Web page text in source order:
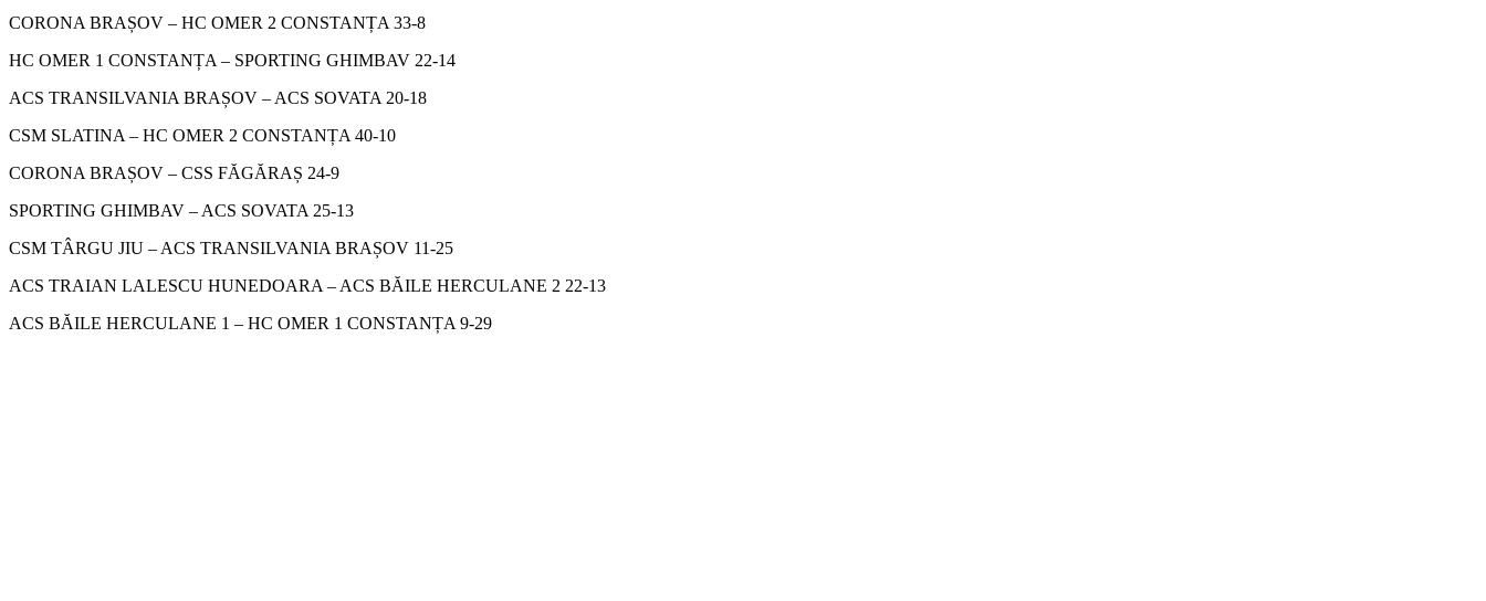
CORONA BRAȘOV – HC OMER 2 CONSTANȚA 33-8
HC OMER 1 CONSTANȚA – SPORTING GHIMBAV 22-14
ACS TRANSILVANIA BRAȘOV – ACS SOVATA 20-18
CSM SLATINA – HC OMER 2 CONSTANȚA 40-10
CORONA BRAȘOV – CSS FĂGĂRAȘ 24-9
SPORTING GHIMBAV – ACS SOVATA 25-13
CSM TÂRGU JIU – ACS TRANSILVANIA BRAȘOV 11-25
ACS TRAIAN LALESCU HUNEDOARA – ACS BĂILE HERCULANE 2 22-13
ACS BĂILE HERCULANE 1 – HC OMER 1 CONSTANȚA 9-29